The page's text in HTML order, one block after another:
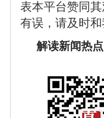
表本平台赞同
有误，请及时
解读新闻热